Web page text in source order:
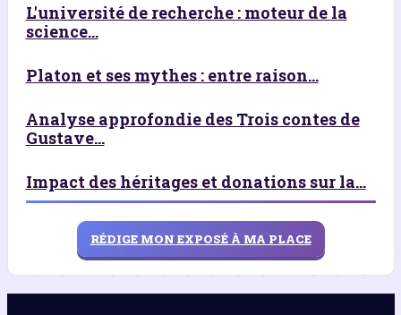
L'université de recherche : moteur de la
science...
Platon et ses mythes : entre raison...
Analyse approfondie des Trois contes de
Gustave...
Impact des héritages et donations sur la...
RÉDIGE MON EXPOSÉ À MA PLACE